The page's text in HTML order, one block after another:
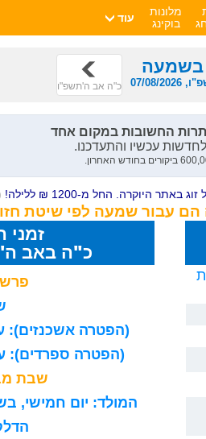
מלונות
בוקינג
עוד
בשמעה
2026 כ"ה אב ה'תשפ"ו
היוקרה. החל מ-1200 ₪ ללילה!
עבור שמעה לפי שיטת
דקות
כ"ה באב ה'תשפ"ו
(הפטרה אשכנזים):
(הפטרה ספרדים):
שבת
המולד: יום חמישי, בשעה 8 בבוקר, 15 דקות